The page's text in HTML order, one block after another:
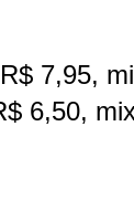
7,95,
6,50,